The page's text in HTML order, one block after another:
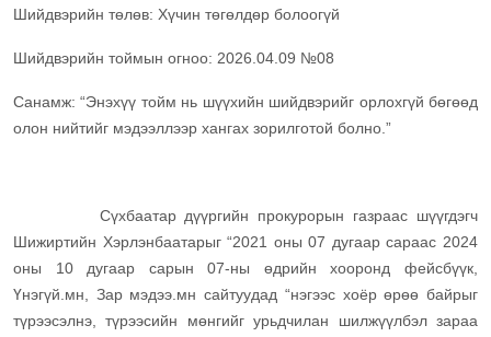
Шийдвэрийн төлөв: Хүчин төгөлдөр болоогүй
Шийдвэрийн тоймын огноо: 2026.04.09 №08
Санамж: “Энэхүү тойм нь шүүхийн шийдвэрийг орлохгүй бөгөөд
олон нийтийг мэдээллээр хангах зорилготой болно.”
Сүхбаатар дүүргийн прокурорын газраас шүүгдэгч
Шижиртийн Хэрлэнбаатарыг “2021 оны 07 дугаар сараас 2024
оны 10 дугаар сарын 07-ны өдрийн хооронд фейсбүүк,
Үнэгүй.мн, Зар мэдээ.мн сайтуудад “нэгээс хоёр өрөө байрыг
түрээсэлнэ, түрээсийн мөнгийг урьдчилан шилжүүлбэл зараа